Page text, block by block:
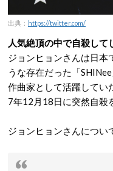
出典： https://twitter.com/
人気絶頂の中で自殺して
ジョンヒョンさんは日本
うな存在だった「
作曲家として活躍してい
7年12月18日に突然自殺
ジョンヒョンさんについ